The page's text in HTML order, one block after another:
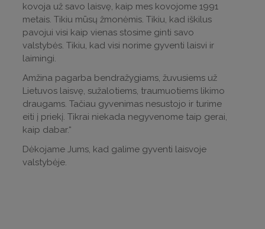
kovoja už savo laisvę, kaip mes kovojome 1991
metais. Tikiu mūsų žmonėmis. Tikiu, kad iškilus
pavojui visi kaip vienas stosime ginti savo
valstybės. Tikiu, kad visi norime gyventi laisvi ir
laimingi.
Amžina pagarba bendražygiams, žuvusiems už
Lietuvos laisvę, sužalotiems, traumuotiems likimo
draugams. Tačiau gyvenimas nesustojo ir turime
eiti į priekį. Tikrai niekada negyvenome taip gerai,
kaip dabar.“
Dėkojame Jums, kad galime gyventi laisvoje
valstybėje.